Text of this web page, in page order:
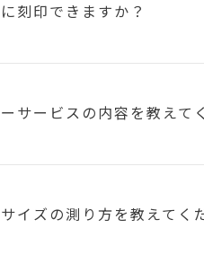
刻印できますか？
サービスの内容を教えて
イズの測り方を教えてく